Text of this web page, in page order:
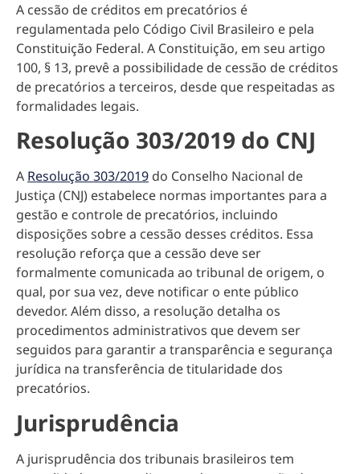
A cessão de créditos em precatórios é
regulamentada pelo Código Civil Brasileiro e pela
Constituição Federal. A Constituição, em seu artigo
100, § 13, prevê a possibilidade de cessão de créditos
de precatórios a terceiros, desde que respeitadas as
formalidades legais.
Resolução 303/2019 do CNJ
A Resolução 303/2019 do Conselho Nacional de
Justiça (CNJ) estabelece normas importantes para a
gestão e controle de precatórios, incluindo
disposições sobre a cessão desses créditos. Essa
resolução reforça que a cessão deve ser
formalmente comunicada ao tribunal de origem, o
qual, por sua vez, deve notificar o ente público
devedor. Além disso, a resolução detalha os
procedimentos administrativos que devem ser
seguidos para garantir a transparência e segurança
jurídica na transferência de titularidade dos
precatórios.
Jurisprudência
A jurisprudência dos tribunais brasileiros tem